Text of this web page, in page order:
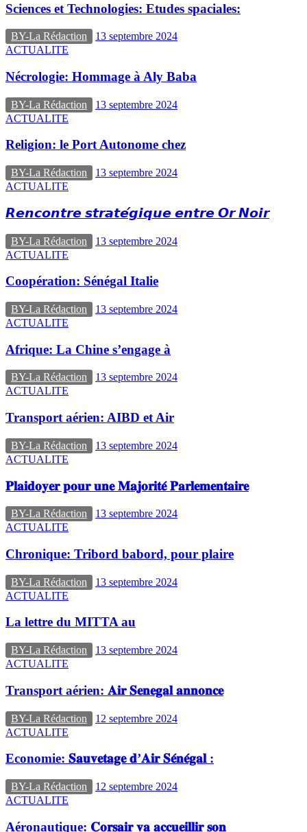
Sciences et Technologies: Etudes spaciales:
BY-La Rédaction
13 septembre 2024
ACTUALITE
Nécrologie: Hommage à Aly Baba
BY-La Rédaction
13 septembre 2024
ACTUALITE
Religion: le Port Autonome chez
BY-La Rédaction
13 septembre 2024
ACTUALITE
𝙍𝙚𝙣𝙘𝙤𝙣𝙩𝙧𝙚 𝙨𝙩𝙧𝙖𝙩𝙚́𝙜𝙞𝙦𝙪𝙚 𝙚𝙣𝙩𝙧𝙚 𝙊𝙧 𝙉𝙤𝙞𝙧
BY-La Rédaction
13 septembre 2024
ACTUALITE
Coopération: Sénégal Italie
BY-La Rédaction
13 septembre 2024
ACTUALITE
Afrique: La Chine s’engage à
BY-La Rédaction
13 septembre 2024
ACTUALITE
Transport aérien: AIBD et Air
BY-La Rédaction
13 septembre 2024
ACTUALITE
𝐏𝐥𝐚𝐢𝐝𝐨𝐲𝐞𝐫 𝐩𝐨𝐮𝐫 𝐮𝐧𝐞 𝐌𝐚𝐣𝐨𝐫𝐢𝐭𝐞́ 𝐏𝐚𝐫𝐥𝐞𝐦𝐞𝐧𝐭𝐚𝐢𝐫𝐞
BY-La Rédaction
13 septembre 2024
ACTUALITE
Chronique: Tribord babord, pour plaire
BY-La Rédaction
13 septembre 2024
ACTUALITE
La lettre du MITTA au
BY-La Rédaction
13 septembre 2024
ACTUALITE
Transport aérien: 𝐀𝐢𝐫 𝐒𝐞𝐧𝐞𝐠𝐚𝐥 𝐚𝐧𝐧𝐨𝐧𝐜𝐞
BY-La Rédaction
12 septembre 2024
ACTUALITE
Economie: 𝐒𝐚𝐮𝐯𝐞𝐭𝐚𝐠𝐞 𝐝’𝐀𝐢𝐫 𝐒𝐞́𝐧𝐞́𝐠𝐚𝐥 :
BY-La Rédaction
12 septembre 2024
ACTUALITE
Aéronautique: 𝐂𝐨𝐫𝐬𝐚𝐢𝐫 𝐯𝐚 𝐚𝐜𝐜𝐮𝐞𝐢𝐥𝐥𝐢𝐫 𝐬𝐨𝐧